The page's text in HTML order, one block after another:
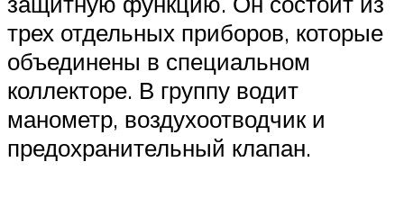
трех отдельных приборов, которые
объединены в специальном
коллекторе. В группу водит
манометр, воздухоотводчик и
предохранительный клапан.